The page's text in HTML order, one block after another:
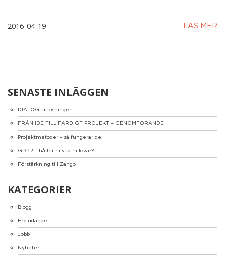
2016-04-19 LÄS MER
SENASTE INLÄGGEN
DIALOG är lösningen.
FRÅN IDÈ TILL FÄRDIGT PROJEKT – GENOMFÖRANDE
Projektmetoder – så fungerar de
GDPR – håller ni vad ni lovar?
Förstärkning till Zango
KATEGORIER
Blogg
Erbjudande
Jobb
Nyheter